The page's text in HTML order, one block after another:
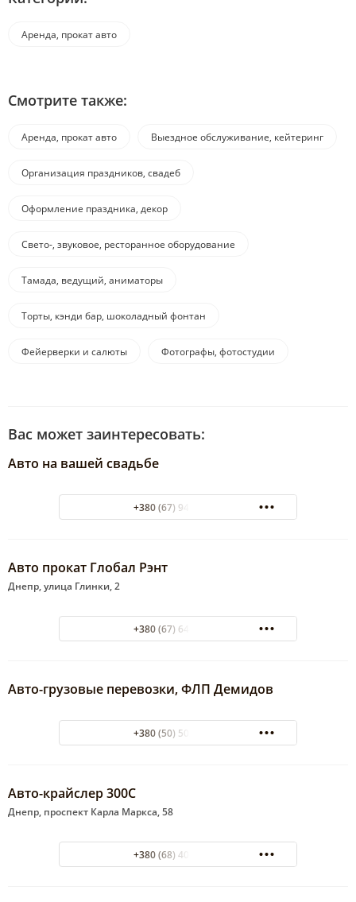
Аренда, прокат авто
Смотрите также:
Аренда, прокат авто Выездное обслуживание, кейтеринг
Организация праздников, свадеб
Оформление праздника, декор
Свето-, звуковое, ресторанное оборудование
Тамада, ведущий, аниматоры
Торты, кэнди бар, шоколадный фонтан
Фейерверки и салюты Фотографы, фотостудии
Вас может заинтересовать:
Авто на вашей свадьбе
+380 (67) 948-15-36
Авто прокат Глобал Рэнт
Днепр, улица Глинки, 2
+380 (67) 644-2-644
Авто-грузовые перевозки, ФЛП Демидов
+380 (50) 502-49-42
Авто-крайслер 300С
Днепр, проспект Карла Маркса, 58
+380 (68) 406-03-31